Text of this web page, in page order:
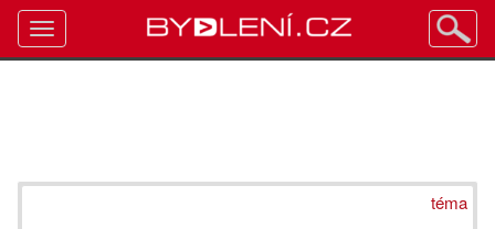
téma
Toggle
navigation